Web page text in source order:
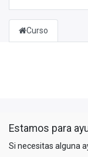
Curso
Estamos para
Si necesitas alguna